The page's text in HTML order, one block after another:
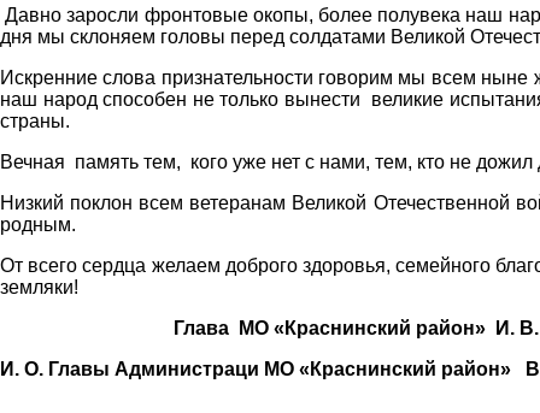
Давно заросли фронтовые окопы, более полувека наш
дня мы склоняем головы перед солдатами Великой
Искренние слова признательности говорим мы всем
наш народ способен не только вынести великие
страны.
Вечная память тем, кого уже нет с нами, тем, кто не дожил
Низкий поклон всем ветеранам Великой Отечественной
родным.
От всего сердца желаем доброго здоровья, семейного
земляки!
Глава
МО «Краснинский район»
И.
И. О. Главы Администраци МО «Краснинский район»